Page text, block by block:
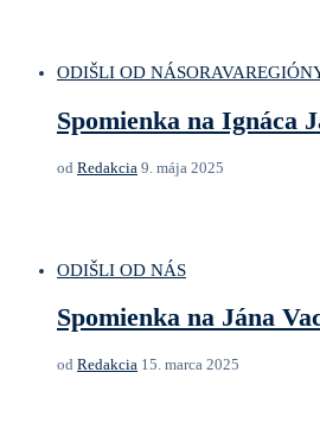
ODIŠLI OD NÁSORAVA
Spomienka na Ignáca
od Redakcia 9. mája 2025
ODIŠLI OD NÁS
Spomienka na Jána
od Redakcia 15. marca 2025